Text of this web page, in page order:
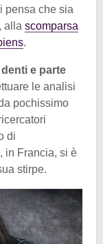
pensa che sia
alla scomparsa
.
denti e parte
le analisi
pochissimo
di
in Francia, si è
stirpe.